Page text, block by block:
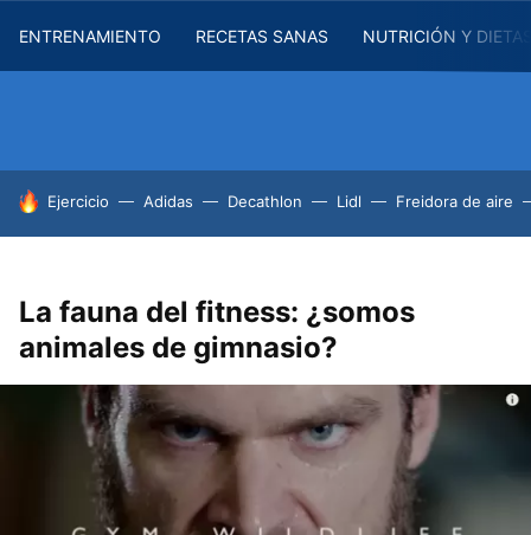
ENTRENAMIENTO RECETAS SANAS NUTRICIÓN Y
HOY SE HABLA DE
Ejercicio Adidas Decathlon Lidl Freidora de aire
La fauna del fitness: ¿somos
animales de gimnasio?